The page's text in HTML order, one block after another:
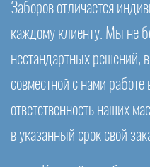
Заборов отличается
каждому клиенту. Мы не
нестандартных решений,
совместной с нами
ответственность наших
в указанный срок свой